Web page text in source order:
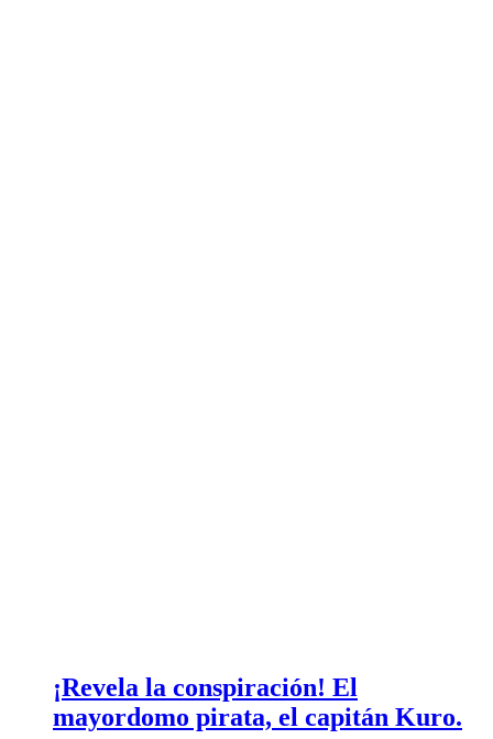
¡Revela la conspiración! El
mayordomo pirata, el capitán Kuro.